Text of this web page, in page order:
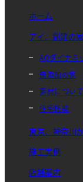
ホーム
アイ．創建の
AQダイナミ
無添加の家
素材について
住宅性能
東京、神奈川
施工実例
店舗案内